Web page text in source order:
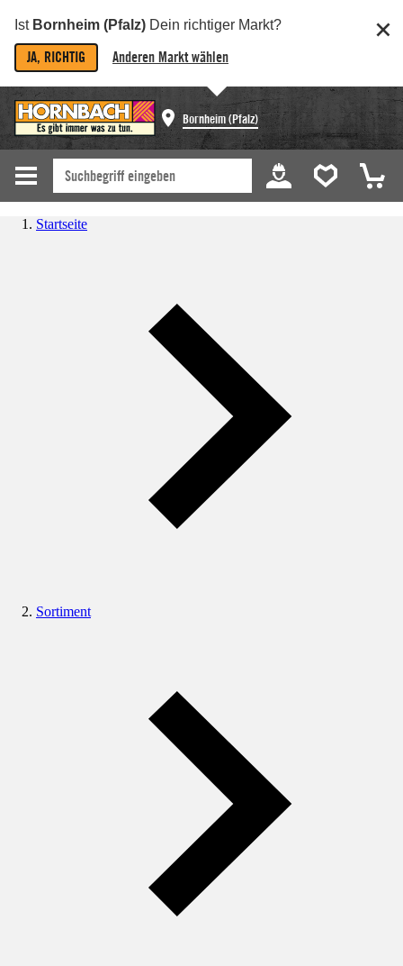
Ist Bornheim (Pfalz) Dein richtiger Markt?
JA, RICHTIG Anderen Markt wählen
Bornheim (Pfalz)
Startseite
Sortiment